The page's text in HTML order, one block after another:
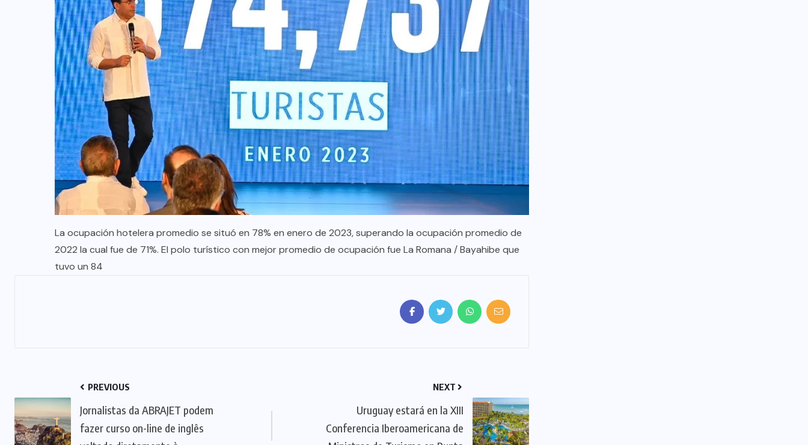
La ocupación hotelera promedio se situó en 78% en enero de 2023, superando la ocupación promedio de
2022 la cual fue de 71%. El polo turístico con mejor promedio de ocupación fue La Romana / Bayahibe que
tuvo un 84
PREVIOUS
Jornalistas da ABRAJET podem
fazer curso on-line de inglês
NEXT
Uruguay estará en la XIII
Conferencia Iberoamericana de